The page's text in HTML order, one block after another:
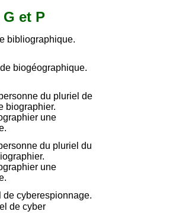
et P
bibliographique.
biogéographique.
du pluriel de
biographier.
une
du pluriel du
une
de cyberespionnage.
de cyber